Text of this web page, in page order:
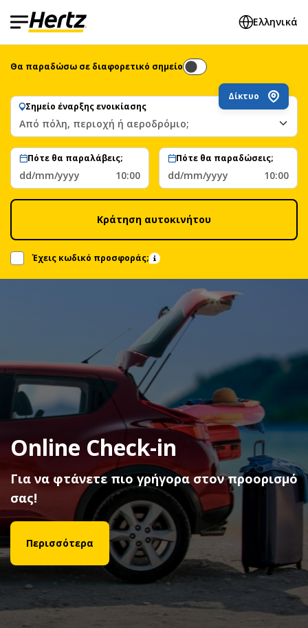
Ελληνικά
Θα παραδώσω σε διαφορετικό σημείο
Σημείο έναρξης ενοικίασης
Δίκτυο
Από πόλη, περιοχή ή αεροδρόμιο;
Πότε θα παραλάβεις;
dd/mm/yyyy 10:00
Πότε θα παραδώσεις;
dd/mm/yyyy 10:00
Κράτηση αυτοκινήτου
Έχεις κωδικό προσφοράς;
Fly & Drive με Aegean και
Olympic Air
Με κάθε ενοικίαση κερδίστε Miles+Bonus
μίλια εξαργύρωσης!